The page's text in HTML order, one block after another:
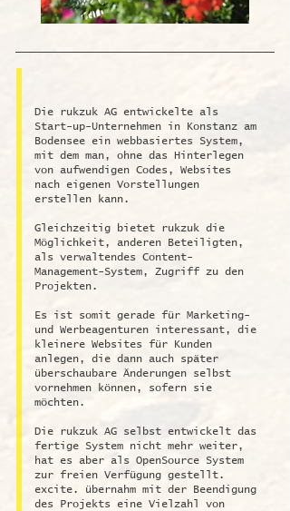
Die rukzuk AG entwickelte als
Start-up-Unternehmen in Konstanz am
Bodensee ein webbasiertes System,
mit dem man, ohne das Hinterlegen
von aufwendigen Codes, Websites
nach eigenen Vorstellungen
erstellen kann.
Gleichzeitig bietet rukzuk die
Möglichkeit, anderen Beteiligten,
als verwaltendes Content-
Management-System, Zugriff zu den
Projekten.
Es ist somit gerade für Marketing-
und Werbeagenturen interessant, die
kleinere Websites für Kunden
anlegen, die dann auch später
überschaubare Änderungen selbst
vornehmen können, sofern sie
möchten.
Die rukzuk AG selbst entwickelt das
fertige System nicht mehr weiter,
hat es aber als OpenSource System
zur freien Verfügung gestellt.
excite. übernahm mit der Beendigung
des Projekts eine Vielzahl von